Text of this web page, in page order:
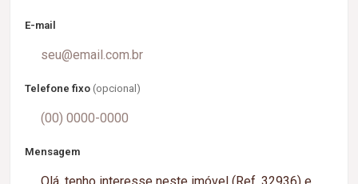
E-mail
Telefone fixo (opcional)
Mensagem